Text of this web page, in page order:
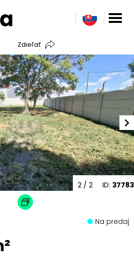
Zdieľať
ID: 37783
2 / 2
Na predaj